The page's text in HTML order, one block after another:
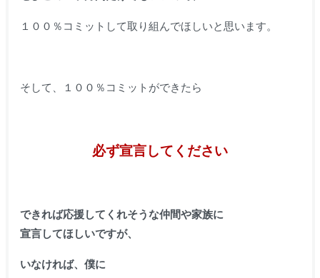
１００％コミットして取り組んでほしいと思います。
そして、１００％コミットができたら
必ず宣言してください
できれば応援してくれそうな仲間や家族に
宣言してほしいですが、
いなければ、僕に